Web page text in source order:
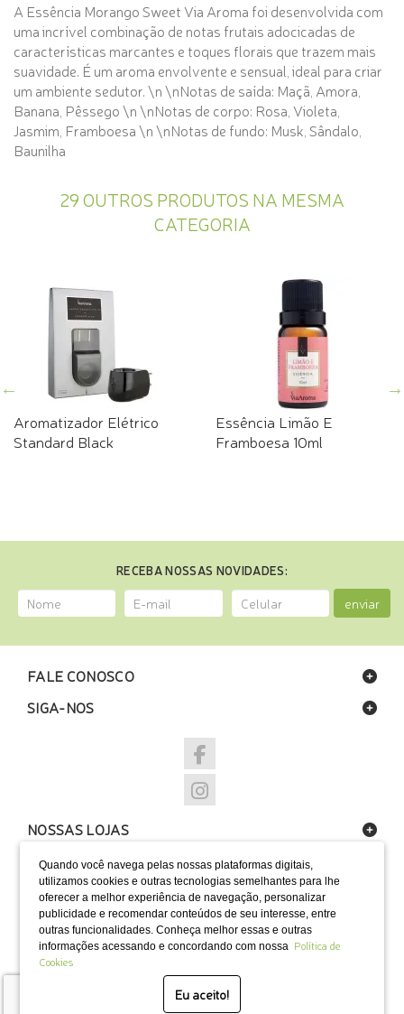
Quando você navega pelas nossas plataformas digitais,
utilizamos cookies e outras tecnologias semelhantes para lhe
oferecer a melhor experiência de navegação, personalizar
publicidade e recomendar conteúdos de seu interesse, entre
outras funcionalidades. Conheça melhor essas e outras
informações acessando e concordando com nossa Política de
Cookies
Eu aceito!
A Essência Morango Sweet Via Aroma foi desenvolvida com
uma incrível combinação de notas frutais adocicadas de
características marcantes e toques florais que trazem mais
suavidade. É um aroma envolvente e sensual, ideal para criar
um ambiente sedutor. \n \nNotas de saída: Maçã, Amora,
Banana, Pêssego \n \nNotas de corpo: Rosa, Violeta,
Jasmim, Framboesa \n \nNotas de fundo: Musk, Sândalo,
Baunilha
29 OUTROS PRODUTOS NA MESMA
CATEGORIA
Aromatizador Elétrico
Standard Black
Essência Limão E
Framboesa 10ml
RECEBA NOSSAS NOVIDADES:
enviar
FALE CONOSCO
SIGA-NOS
NOSSAS LOJAS
FORMAS DE PAGAMENTO
SELOS
Desenvolvido por Bruc Internet